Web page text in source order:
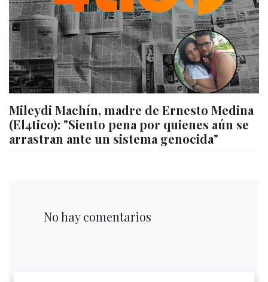
Mileydi Machín, madre de Ernesto Medina
(El4tico): "Siento pena por quienes aún se
arrastran ante un sistema genocida"
No hay comentarios